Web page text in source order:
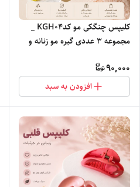
کلیپس چنگکی مو کدKGH04 _
مجموعه 3 عددی گیره مو زنانه و
90,000
افزودن به سبد